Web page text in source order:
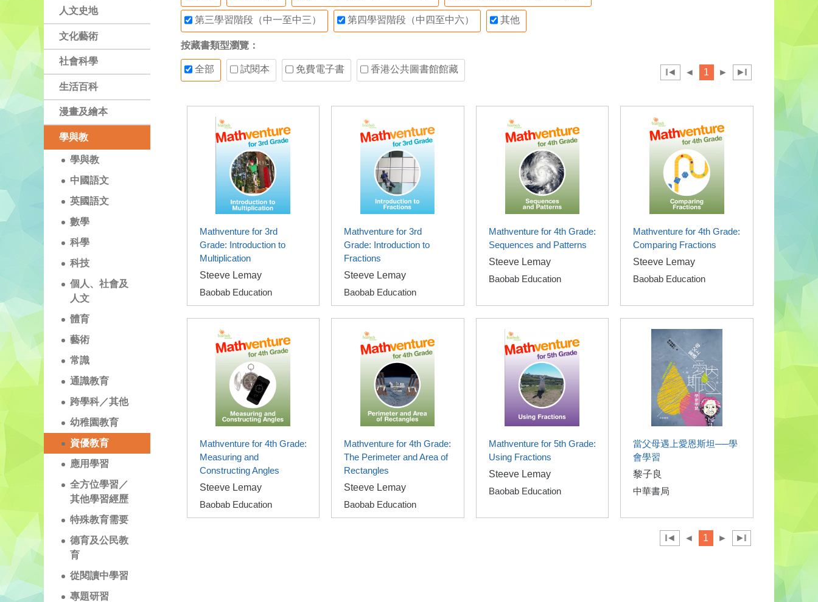
人文史地
文化藝術
社會科學
生活百科
漫畫及繪本
學與教
學與教
中國語文
英國語文
數學
科學
科技
個人、社會及
人文
體育
藝術
常識
通識教育
跨學科／其他
幼稚園教育
資優教育
應用學習
全方位學習／
其他學習經歷
特殊教育需要
德育及公民教
育
從閱讀中學習
專題研習
第三學習階段（中一至中三） 第四學習階段（中四至中六） 其他
按藏書類型瀏覽：
全部 試閱本 免費電子書 香港公共圖書館館藏 ◄ ◄ 1 ► ►
Mathventure for 3rd
Grade: Introduction to
Multiplication
Steeve Lemay
Baobab Education
Mathventure for 3rd
Grade: Introduction to
Fractions
Steeve Lemay
Baobab Education
Mathventure for 4th Grade:
Sequences and Patterns
Steeve Lemay
Baobab Education
Mathventure for 4th Grade:
Comparing Fractions
Steeve Lemay
Baobab Education
Mathventure for 4th Grade:
Measuring and
Constructing Angles
Steeve Lemay
Baobab Education
Mathventure for 4th Grade:
The Perimeter and Area of
Rectangles
Steeve Lemay
Baobab Education
Mathventure for 5th Grade:
Using Fractions
Steeve Lemay
Baobab Education
當父母遇上愛恩斯坦──學
會學習
黎子良
中華書局
◄ ◄ 1 ► ►